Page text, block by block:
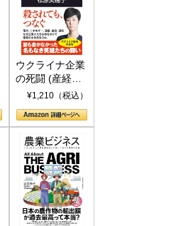
ウクライナ企業
の死闘 (産経セ
レクト S 039)
¥1,210（税込）